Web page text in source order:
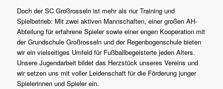
Doch der SC Großrosseln ist mehr als nur Training und
Spielbetrieb: Mit zwei aktiven Mannschaften, einer großen AH-
Abteilung für erfahrene Spieler sowie einer engen Kooperation mit
der Grundschule Großrosseln und der Regenbogenschule bieten
wir ein vielseitiges Umfeld für Fußballbegeisterte jeden Alters.
Unsere Jugendarbeit bildet das Herzstück unseres Vereins und
wir setzen uns mit voller Leidenschaft für die Förderung junger
Spielerinnen und Spieler ein.